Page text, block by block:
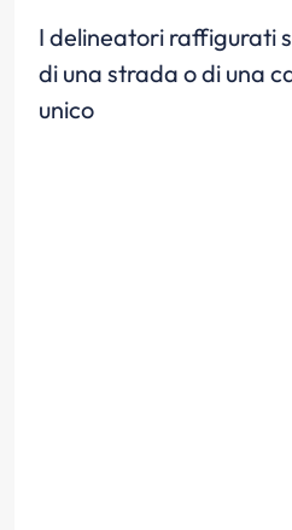
I delineatori raffigurati
di una strada o di una
unico